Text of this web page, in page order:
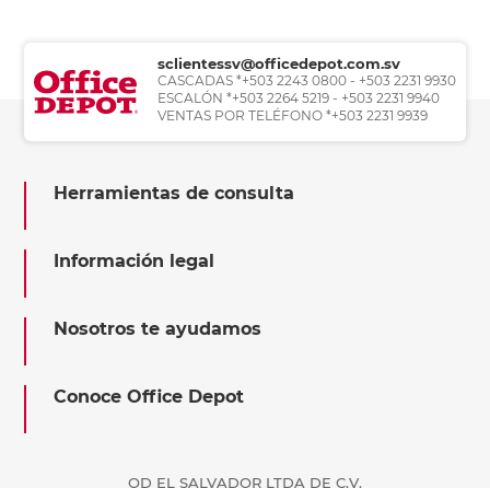
sclientessv@officedepot.com.sv
CASCADAS *+503 2243 0800 - +503 2231 9930
ESCALÓN *+503 2264 5219 - +503 2231 9940
VENTAS POR TELÉFONO *+503 2231 9939
Herramientas de consulta
Información legal
Nosotros te ayudamos
Conoce Office Depot
OD EL SALVADOR LTDA DE C.V.